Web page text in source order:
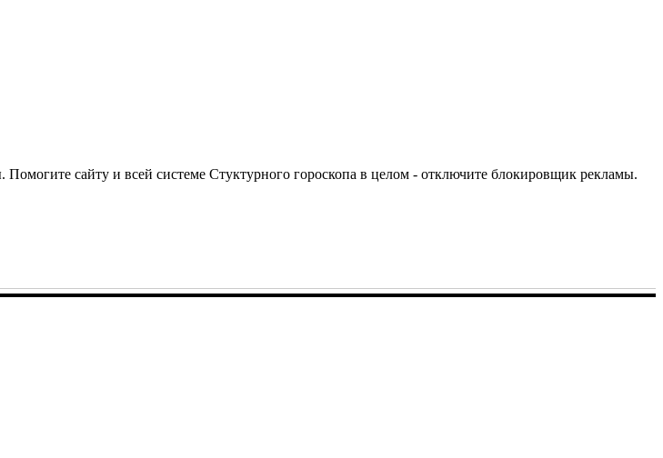
сайту и всей системе Стуктурного гороскопа в целом - отключите блокировщик рекламы.